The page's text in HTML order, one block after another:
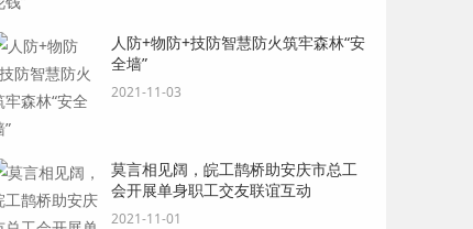
人防+物防+技防智慧防火筑牢森林“安
全墙”
2021-11-03
莫言相见阔，皖工鹊桥助安庆市总工
会开展单身职工交友联谊互动
2021-11-01